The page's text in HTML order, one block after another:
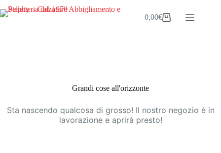
al
Carrello
0,00€
Grandi cose all'orizzonte
Sta nascendo qualcosa di grosso! Il nostro negozio è in
lavorazione e aprirà presto!